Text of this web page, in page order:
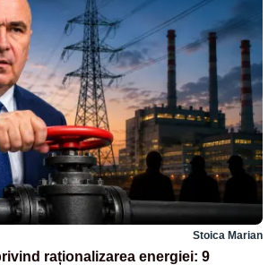
Stoica Marian
raționalizarea energiei: 9